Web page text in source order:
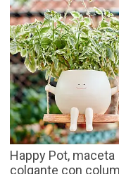
Happy Pot, maceta
colgante con